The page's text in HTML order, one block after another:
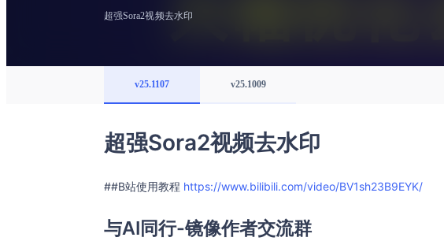
超强Sora2视频去水印
v25.1107 v25.1009
超强Sora2视频去水印
##B站使用教程 https://www.bilibili.com/video/BV1sh23B9EYK/
与AI同行-镜像作者交流群